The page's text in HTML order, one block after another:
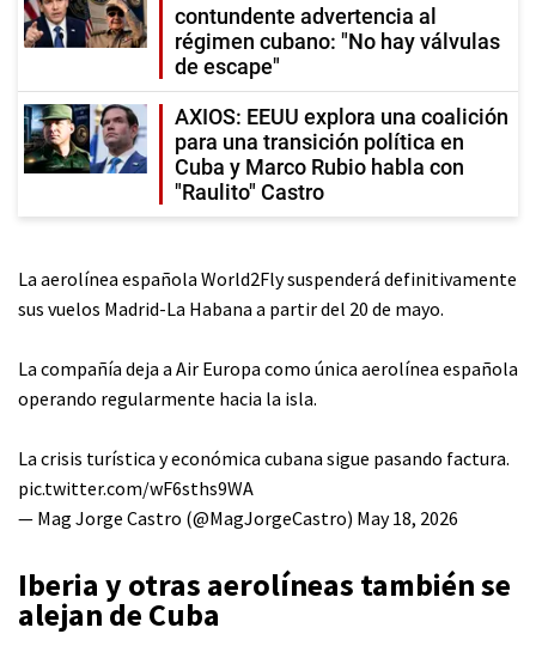
contundente advertencia al
régimen cubano: "No hay válvulas
de escape"
AXIOS: EEUU explora una coalición
para una transición política en
Cuba y Marco Rubio habla con
"Raulito" Castro
La aerolínea española World2Fly suspenderá definitivamente
sus vuelos Madrid-La Habana a partir del 20 de mayo.
La compañía deja a Air Europa como única aerolínea española
operando regularmente hacia la isla.
La crisis turística y económica cubana sigue pasando factura.
pic.twitter.com/wF6sths9WA
— Mag Jorge Castro (@MagJorgeCastro) May 18, 2026
Iberia y otras aerolíneas también se
alejan de Cuba